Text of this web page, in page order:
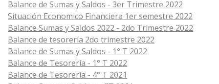
Balance de Sumas y Saldos - 3er Trimestre 2022
Situación Economico Financiera 1er semestre 2022
Balance Sumas y Saldos 2022 - 2do Trimestre 2022
Balance de tesorería 2do trimestre 2022
Balance de Sumas y Saldos - 1° T 2022
Balance de Tesorería - 1° T 2022
Balance de Tesorería - 4° T 2021